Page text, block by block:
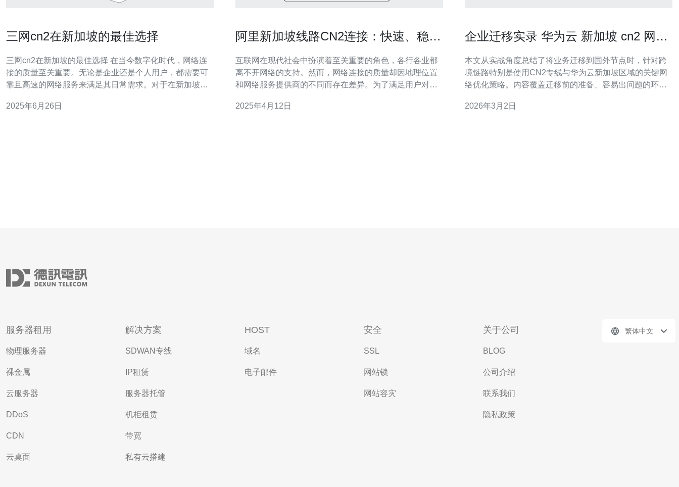
三网cn2在新加坡的最佳选择
三网cn2在新加坡的最佳选择 在当今数字化时代，网络连
接的质量至关重要。无论是企业还是个人用户，都需要可
靠且高速的网络服务来满足其日常需求。对于在新加坡的
中国电信、中国联通和中国移动的网络之间的互联互通。
2025年6月26日
阿里新加坡线路CN2连接：快速、稳定
互联网在现代社会中扮演着至关重要的角色，各行各业都
离不开网络的支持。然而，网络连接的质量却因地理位置
和网络服务提供商的不同而存在差异。为了满足用户对快
连接。 阿里新加坡线路CN2连接是指通过阿里云的网络服
2025年4月12日
企业迁移实录 华为云 新加坡 cn2 网络
本文从实战角度总结了将业务迁移到国外节点时，针对跨
境链路特别是使用CN2专线与华为云新加坡区域的关键网
络优化策略。内容覆盖迁移前的准备、容易出问题的环
降低丢包和抖动的操作要点，便于工程团队快速复用与落
2026年3月2日
服务器租用
物理服务器
裸金属
云服务器
DDoS
CDN
云桌面
解决方案
SDWAN专线
IP租赁
服务器托管
机柜租赁
带宽
私有云搭建
HOST
域名
电子邮件
安全
SSL
网站锁
网站容灾
关于公司
BLOG
公司介绍
联系我们
隐私政策
繁体中文